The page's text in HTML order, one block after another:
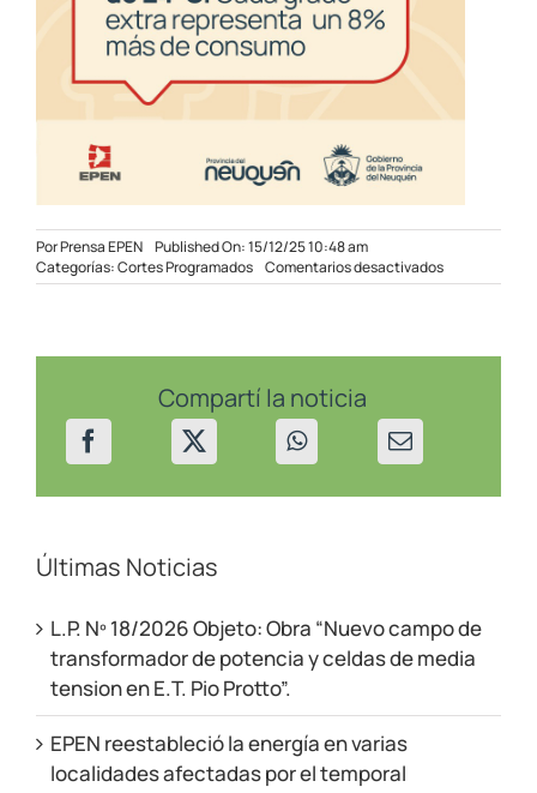
PorPrensa EPEN Published On: 15/12/25 10:48 am
Categorías:Cortes Programados Comentarios desactivadosen
Cortes
Compartí la noticia
Últimas Noticias
L.P. Nº 18/2026 Objeto: Obra “Nuevo campo de
transformador de potencia y celdas de media
tension en E.T. Pio Protto”.
EPEN reestableció la energía en varias
localidades afectadas por el temporal